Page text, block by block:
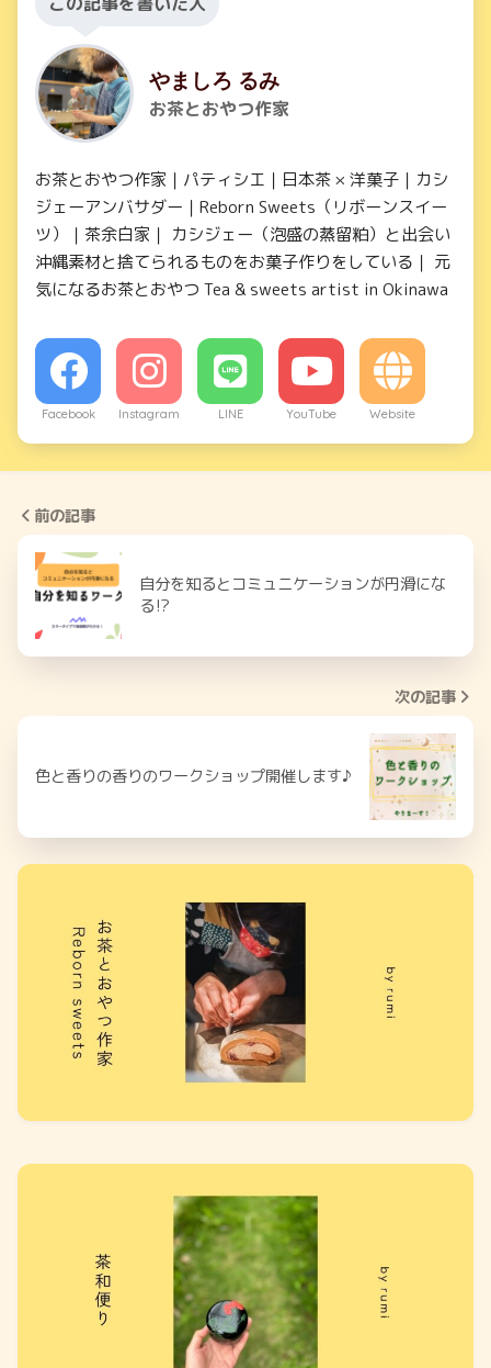
やましろ るみ
お茶とおやつ作家
お茶とおやつ作家｜パティシエ｜日本茶 × 洋菓子｜カシ
ジェーアンバサダー｜Reborn Sweets（リボーンスイー
ツ）｜茶余白家｜ カシジェー（泡盛の蒸留粕）と出会い
沖縄素材と捨てられるものをお菓子作りをしている｜ 元
気になるお茶とおやつ Tea & sweets artist in Okinawa
Facebook Instagram LINE YouTube Website
前の記事
自分を知るとコミュニケーションが円滑にな
る⁉︎
次の記事
色と香りの香りのワークショップ開催します♪